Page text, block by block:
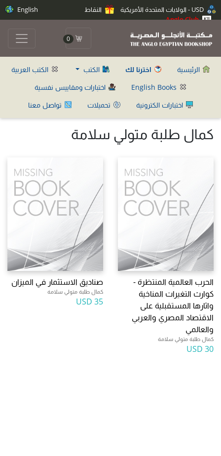
النقاط
Anglo Club
English
0
الرئيسية اخترنا لك الكتب
الكتب العربية
اختبارات ومقاييس نفسية
اختبارات الكترونية
تحميلات تواصل معنا
كمال طلبة متولي سلامة
الحرب العالمية المنتظرة -
كوارث التغيرات المناخية
واثارها المستقبلية على
الاقتصاد المصري والعربي
والعالمي
كمال طلبة متولي سلامة
30 USD
صناديق الاستثمار في الميزان
كمال طلبة متولي سلامة
35 USD